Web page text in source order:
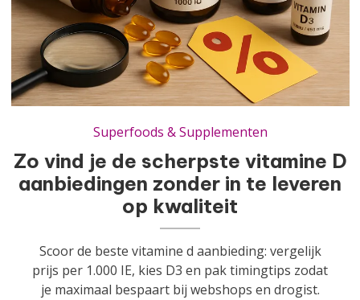
Zo vind je de scherpste vitamine D aanbiedingen zonder in te leveren op kwaliteit
Superfoods & Supplementen
Zo vind je de scherpste vitamine D
aanbiedingen zonder in te leveren
op kwaliteit
Scoor de beste vitamine d aanbieding: vergelijk
prijs per 1.000 IE, kies D3 en pak timingtips zodat
je maximaal bespaart bij webshops en drogist.